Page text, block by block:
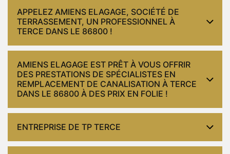
APPELEZ AMIENS ELAGAGE, SOCIÉTÉ DE
TERRASSEMENT, UN PROFESSIONNEL À
TERCE DANS LE 86800 !
AMIENS ELAGAGE EST PRÊT À VOUS OFFRIR
DES PRESTATIONS DE SPÉCIALISTES EN
REMPLACEMENT DE CANALISATION À TERCE
DANS LE 86800 À DES PRIX EN FOLIE !
ENTREPRISE DE TP TERCE